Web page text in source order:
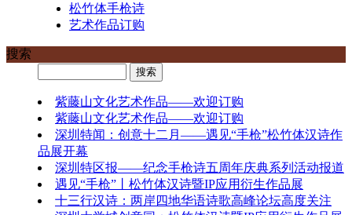
松竹体手枪诗
艺术作品订购
搜索
紫藤山文化艺术作品——欢迎订购
紫藤山文化艺术作品——欢迎订购
深圳特闻：创意十二月——遇见“手枪”松竹体汉诗作
品展开幕
深圳特区报——纪念手枪诗五周年庆典系列活动报道
遇见“手枪”丨松竹体汉诗暨IP应用衍生作品展
十三行汉诗：两岸四地华语诗歌高峰论坛高度关注